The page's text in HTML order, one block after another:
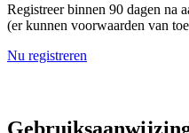
Registreer binnen 90 dagen na
(er kunnen voorwaarden van
Nu registreren